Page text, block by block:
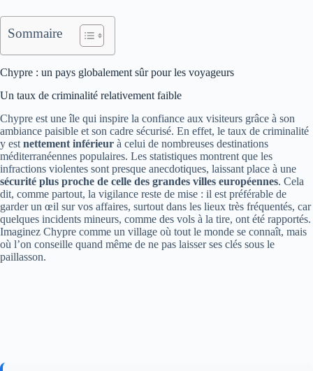
Sommaire
Chypre : un pays globalement sûr pour les voyageurs
Un taux de criminalité relativement faible
Chypre est une île qui inspire la confiance aux visiteurs grâce à son
ambiance paisible et son cadre sécurisé. En effet, le taux de criminalité
y est nettement inférieur à celui de nombreuses destinations
méditerranéennes populaires. Les statistiques montrent que les
infractions violentes sont presque anecdotiques, laissant place à une
sécurité plus proche de celle des grandes villes européennes. Cela
dit, comme partout, la vigilance reste de mise : il est préférable de
garder un œil sur vos affaires, surtout dans les lieux très fréquentés, car
quelques incidents mineurs, comme des vols à la tire, ont été rapportés.
Imaginez Chypre comme un village où tout le monde se connaît, mais
où l’on conseille quand même de ne pas laisser ses clés sous le
paillasson.